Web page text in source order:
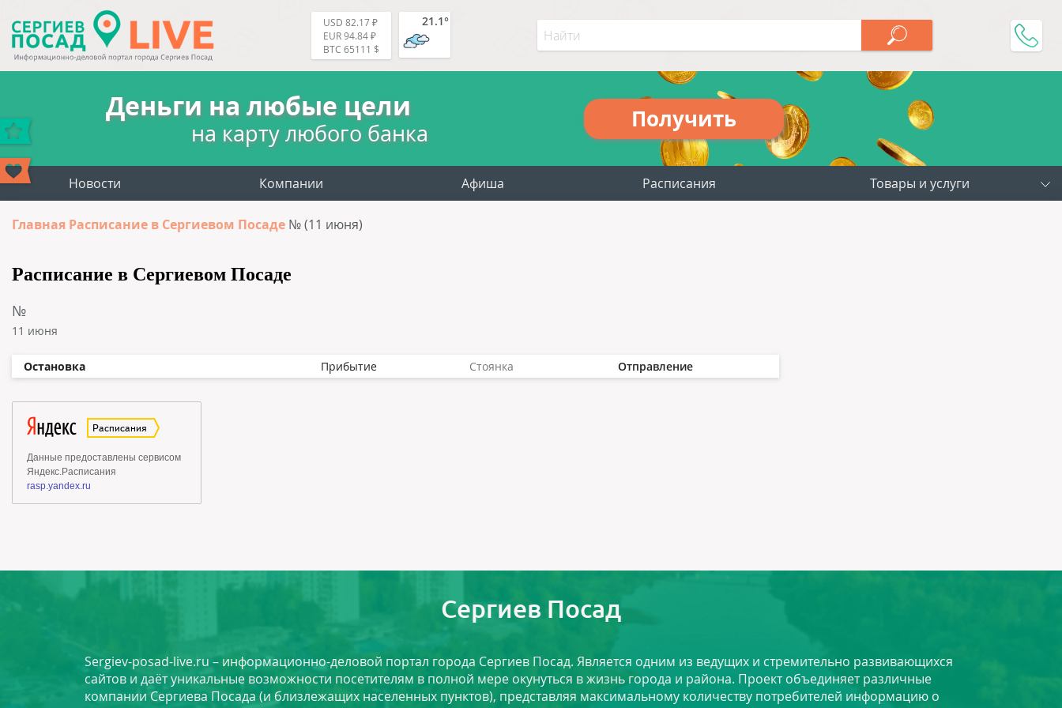
USD 82.17 ₽
EUR 94.84 ₽
BTC 65111 $
21.1°
Деньги на любые цели
на карту любого банка
Получить
Новости Компании Афиша Расписания Товары и услуги
Главная Расписание в Сергиевом Посаде № (11 июня)
Расписание в Сергиевом Посаде
№
11 июня
Остановка Прибытие Стоянка Отправление
Сергиев Посад
Sergiev-posad-live.ru – информационно-деловой портал города Сергиев Посад. Является одним из ведущих и стремительно развивающихся
сайтов и даёт уникальные возможности посетителям в полной мере окунуться в жизнь города и района. Проект объединяет различные
компании Сергиева Посада (и близлежащих населенных пунктов), представляя максимальному количеству потребителей информацию о